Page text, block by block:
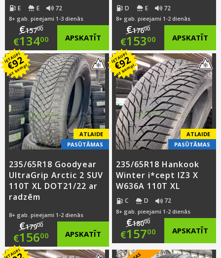
E E 72
8+ gab. pieejami 1-3 dienās
€15700
Original
price
was:
€157.00.
€13400
Current
price
is:
€134.00.
APSKATĪT
D E 72
8+ gab. pieejami 1-2 dienās
€17600
Original
price
was:
€176.00.
€15300
Current
price
is:
€153.00.
APSKATĪT
IETAUPI
€92
uz kompl.
ATLAIDE
PASŪTĀMAS
235/65R18 Goodyear
UltraGrip Arctic 2 SUV
110T XL DOT21/22 ar
radzēm
8+ gab. pieejami 1-2 dienās
€17900
Original
€15600 APSKATĪT
IETAUPI
€92
uz kompl.
ATLAIDE
PASŪTĀMAS
235/65R18 Hankook
Winter i*cept IZ3 X
W636A 110T XL
C D 72
8+ gab. pieejami 1-2 dienās
€18000
Original
price
€15700
Current
APSKATĪT
IETAUPI